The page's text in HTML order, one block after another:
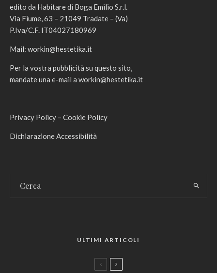
edito da Habitare di Boga Emilio S.r.l.
Via Fiume, 63 – 21049 Tradate – (Va)
P.Iva/C.F. IT04027180969
Mail: workin@hestetika.it
Per la vostra pubblicità su questo sito,
mandate una e-mail a workin@hestetika.it
Privacy Policy – Cookie Policy
Dichiarazione Accessibilità
ULTIMI ARTICOLI